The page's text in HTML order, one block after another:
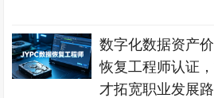
数字化数据资产
恢复工程师认证
才拓宽职业发展